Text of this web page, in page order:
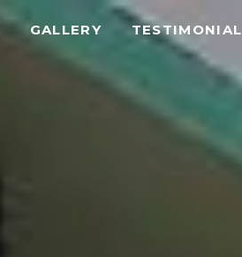
GALLERY TESTIMONIAL